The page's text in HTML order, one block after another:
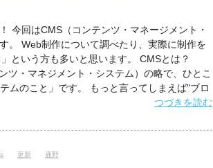
今回はCMS（コンテンツ・マネージメント・
。 Web制作について調べたり、実際に制作を
という方も多いと思います。 CMSとは？
・マネジメント・システム）の略で、ひとこ
ムのこと」です。 もっと言ってしまえば"ブロ
Webサイトの更新を行う場合、本来であれば
つづきを読む
更新 鹿野